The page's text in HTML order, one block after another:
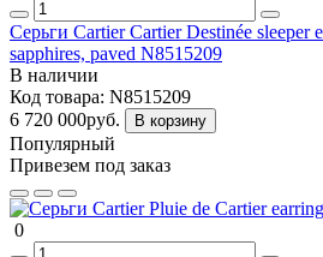
Серьги Cartier Cartier Destinée sleeper
sapphires, paved N8515209
В наличии
Код товара: N8515209
6 720 000руб.
В корзину
Популярный
Привезем под заказ
0